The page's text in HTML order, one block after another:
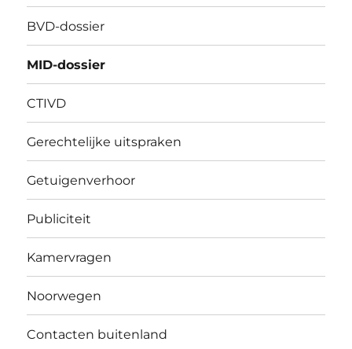
BVD-dossier
MID-dossier
CTIVD
Gerechtelijke uitspraken
Getuigenverhoor
Publiciteit
Kamervragen
Noorwegen
Contacten buitenland